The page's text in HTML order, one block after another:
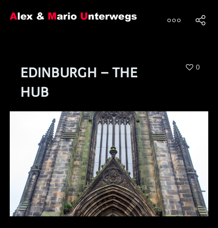
EDINBURGH – THE
HUB
0